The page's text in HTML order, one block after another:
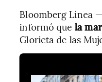
Bloomberg Línea
informó que la
Glorieta de las